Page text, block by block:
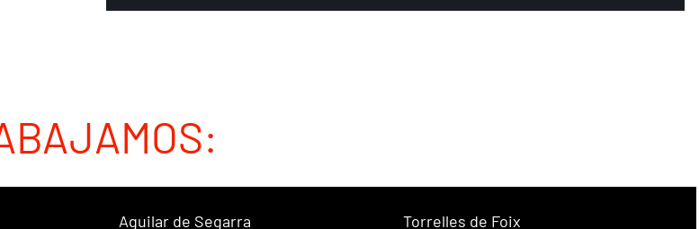
Aguilar de Segarra Torrelles de Foix